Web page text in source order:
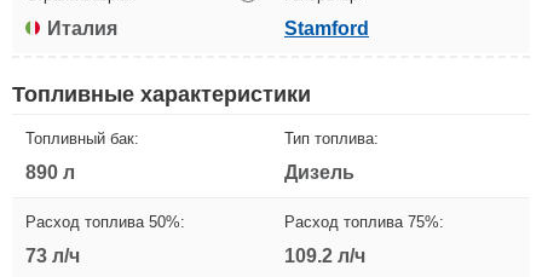
Италия Stamford
Топливные характеристики
Топливный бак:
890 л
Тип топлива:
Дизель
Расход топлива 50%:
73 л/ч
Расход топлива 75%:
109.2 л/ч